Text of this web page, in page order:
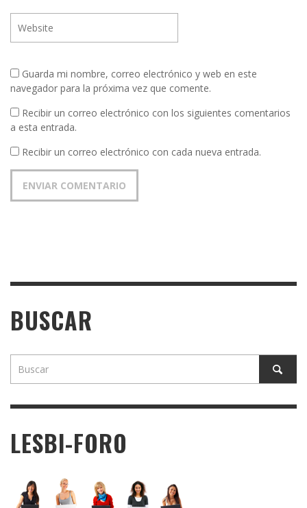
Guarda mi nombre, correo electrónico y web en este
navegador para la próxima vez que comente.
Recibir un correo electrónico con los siguientes comentarios
a esta entrada.
Recibir un correo electrónico con cada nueva entrada.
BUSCAR
LESBI-FORO